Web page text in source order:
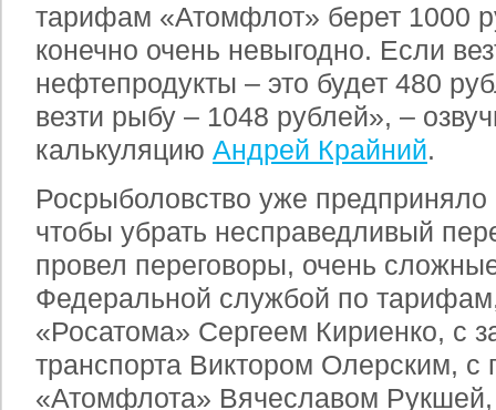
тарифам «Атомфлот» берет 1000
конечно очень невыгодно. Если
нефтепродукты – это будет 480
везти рыбу – 1048 рублей», –
калькуляцию Андрей Крайний.
Росрыболовство уже
чтобы убрать несправедливый
провел переговоры, очень
Федеральной службой по
«Росатома» Сергеем Кириенко, с
транспорта Виктором Олерским, с
«Атомфлота» Вячеславом